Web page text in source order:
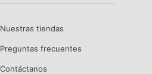
Nuestras tiendas
Preguntas frecuentes
Contáctanos